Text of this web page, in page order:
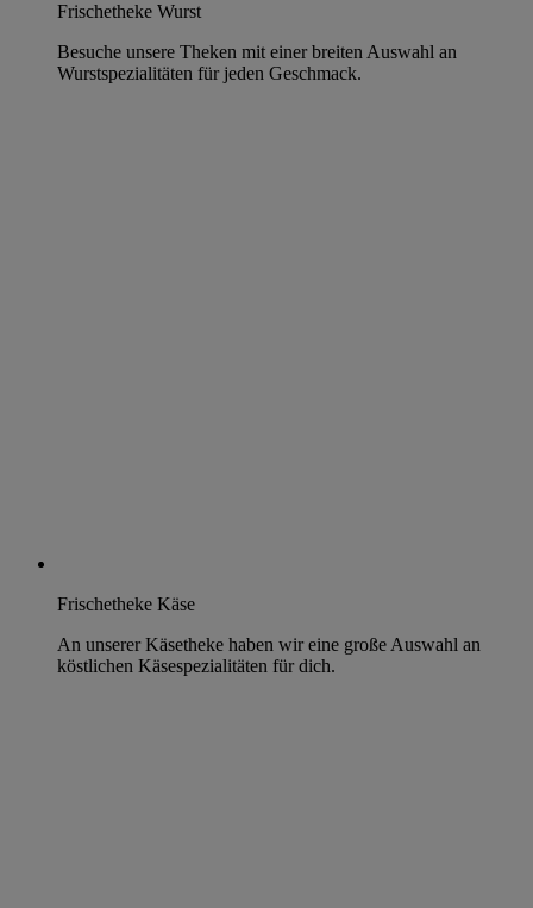
Frischetheke Wurst
Besuche unsere Theken mit einer breiten Auswahl an
Wurstspezialitäten für jeden Geschmack.
Frischetheke Käse
An unserer Käsetheke haben wir eine große Auswahl an
köstlichen Käsespezialitäten für dich.